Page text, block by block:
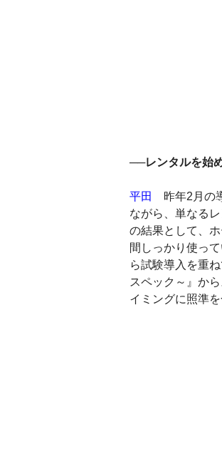
──レンタルを始
平田
昨年2月の
ながら、単なる
の結果として、
間しっかり使っ
ら試験導入を重
スペック～』か
イミングに照準